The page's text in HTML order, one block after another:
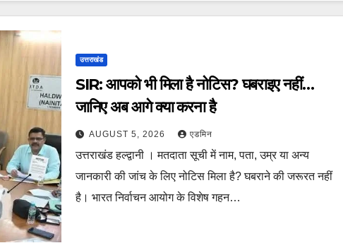
उत्तराखंड
SIR: आपको भी मिला है नोटिस? घबराइए नहीं…
जानिए अब आगे क्या करना है
AUGUST 5, 2026 एडमिन
उत्तराखंड हल्द्वानी । मतदाता सूची में नाम, पता, उम्र या अन्य
जानकारी की जांच के लिए नोटिस मिला है? घबराने की जरूरत नहीं
है। भारत निर्वाचन आयोग के विशेष गहन…